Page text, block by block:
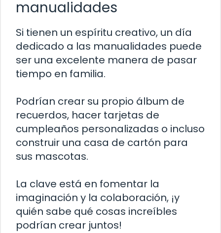
manualidades
Si tienen un espíritu creativo, un día
dedicado a las manualidades puede
ser una excelente manera de pasar
tiempo en familia.
Podrían crear su propio álbum de
recuerdos, hacer tarjetas de
cumpleaños personalizadas o incluso
construir una casa de cartón para
sus mascotas.
La clave está en fomentar la
imaginación y la colaboración, ¡y
quién sabe qué cosas increíbles
podrían crear juntos!